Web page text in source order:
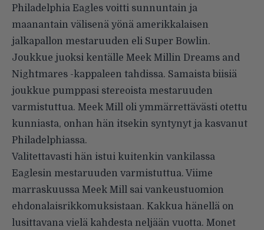
Philadelphia Eagles voitti sunnuntain ja
maanantain välisenä yönä amerikkalaisen
jalkapallon mestaruuden eli Super Bowlin.
Joukkue juoksi kentälle Meek Millin Dreams and
Nightmares -kappaleen tahdissa. Samaista biisiä
joukkue pumppasi stereoista mestaruuden
varmistuttua. Meek Mill oli ymmärrettävästi otettu
kunniasta, onhan hän itsekin syntynyt ja kasvanut
Philadelphiassa.
Valitettavasti hän istui kuitenkin vankilassa
Eaglesin mestaruuden varmistuttua. Viime
marraskuussa Meek Mill sai vankeustuomion
ehdonalaisrikkomuksistaan. Kakkua hänellä on
lusittavana vielä kahdesta neljään vuotta. Monet